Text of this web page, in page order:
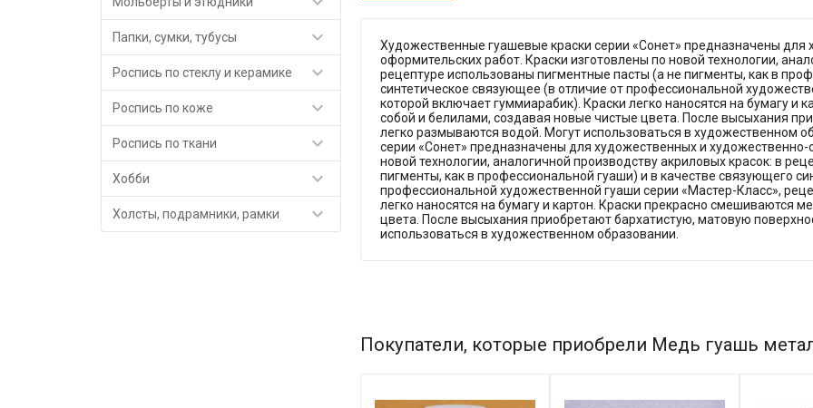
Папки, сумки, тубусы 
Роспись по стеклу и керамике 
Роспись по коже 
Роспись по ткани 
Хобби 
Холсты, подрамники, рамки 
Художественные гуашевые краски серии «Сонет» предназначены для
оформительских работ. Краски изготовлены по новой технологии,
рецептуре использованы пигментные пасты (а не пигменты, как в
синтетическое связующее (в отличие от профессиональной
которой включает гуммиарабик). Краски легко наносятся на бумагу
собой и белилами, создавая новые чистые цвета. После высыхания
легко размываются водой. Могут использоваться в художественном
серии «Сонет» предназначены для художественных и
новой технологии, аналогичной производству акриловых красок: в
пигменты, как в профессиональной гуаши) и в качестве связующего
профессиональной художественной гуаши серии «Мастер-Класс»,
легко наносятся на бумагу и картон. Краски прекрасно смешиваются
цвета. После высыхания приобретают бархатистую, матовую
использоваться в художественном образовании.
Покупатели, которые приобрели Медь гуашь